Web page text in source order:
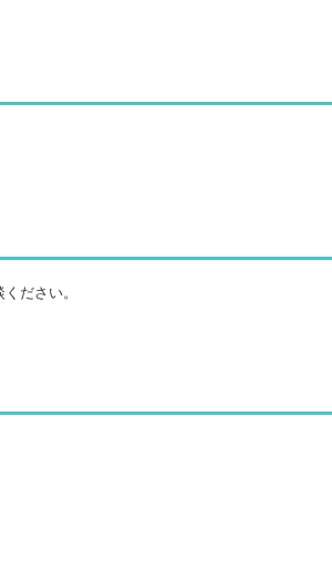
ださい。